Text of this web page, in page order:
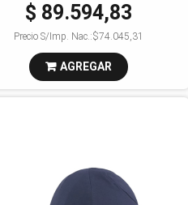
$ 89.594,83
Precio S/Imp. Nac.:$74.045,31
AGREGAR